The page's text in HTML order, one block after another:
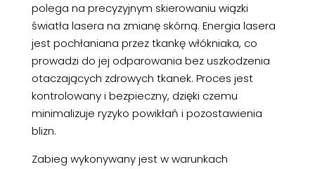
polega na precyzyjnym skierowaniu wiązki
światła lasera na zmianę skórną. Energia lasera
jest pochłaniana przez tkankę włókniaka, co
prowadzi do jej odparowania bez uszkodzenia
otaczających zdrowych tkanek. Proces jest
kontrolowany i bezpieczny, dzięki czemu
minimalizuje ryzyko powikłań i pozostawienia
blizn.
Zabieg wykonywany jest w warunkach